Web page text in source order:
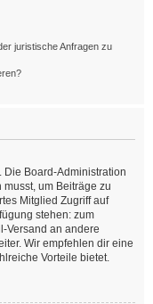
juristische Anfragen zu
Board-Administration
um Beiträge zu
Mitglied Zugriff auf
stehen: zum
Versand an andere
Wir empfehlen dir eine
Vorteile bietet.